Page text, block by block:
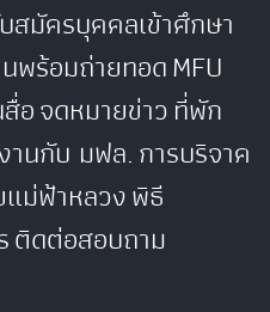
สมัครบุคคลเข้าศึกษา
พร้อมถ่ายทอดMFU
อจดหมายข่าวที่พัก
านกับ มฟล.การบริจาค
ม่ฟ้าหลวงพิธี
ติดต่อสอบถาม